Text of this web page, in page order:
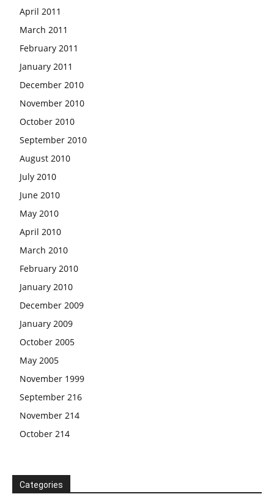
April 2011
March 2011
February 2011
January 2011
December 2010
November 2010
October 2010
September 2010
August 2010
July 2010
June 2010
May 2010
April 2010
March 2010
February 2010
January 2010
December 2009
January 2009
October 2005
May 2005
November 1999
September 216
November 214
October 214
Categories